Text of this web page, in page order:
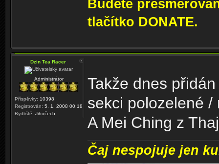
Budete
tlačítko DONATE.
Dzin Tea Racer
Administrátor
Příspěvky: 10398
Registrován: 5. 1. 2008 00:18
Bydliště: Jihočech
Takže dnes
sekci polozelené /
A Mei Ching z
Čaj nespojuje jen